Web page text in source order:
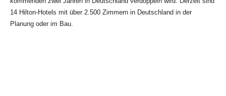
14 Hilton-Hotels mit über 2.500 Zimmern in Deutschland in der
Planung oder im Bau.